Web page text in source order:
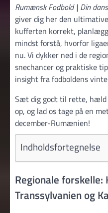
Rumænsk Fodbold | Din
giver dig her den
kufferten korrekt,
mindst forstå, hvorfor
nu. Vi dykker ned i de
snechancer og praktiske
insight fra fodboldens
Sæt dig godt til rette, hæld
op, og lad os tage på en
december-Rumænien!
Indholdsfortegnelse
Regionale
Transsylvanien og